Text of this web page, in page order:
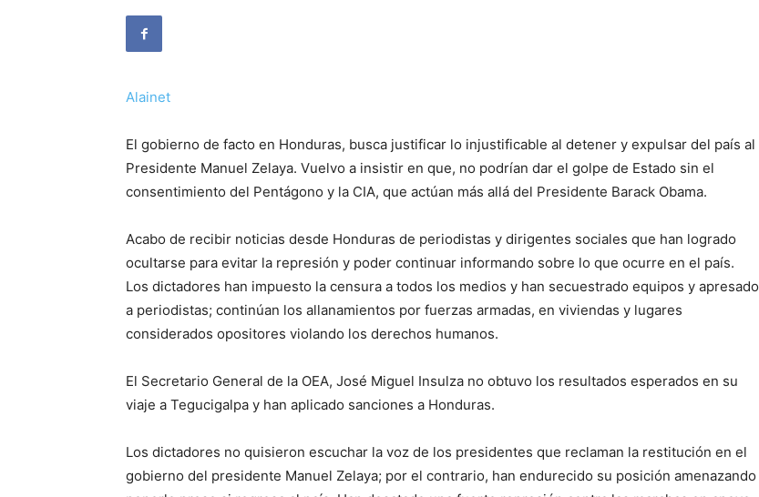
Alainet
El gobierno de facto en Honduras, busca justificar lo injustificable al detener y expulsar del país al
Presidente Manuel Zelaya. Vuelvo a insistir en que, no podrían dar el golpe de Estado sin el
consentimiento del Pentágono y la CIA, que actúan más allá del Presidente Barack Obama.
Acabo de recibir noticias desde Honduras de periodistas y dirigentes sociales que han logrado
ocultarse para evitar la represión y poder continuar informando sobre lo que ocurre en el país.
Los dictadores han impuesto la censura a todos los medios y han secuestrado equipos y apresado
a periodistas; continúan los allanamientos por fuerzas armadas, en viviendas y lugares
considerados opositores violando los derechos humanos.
El Secretario General de la OEA, José Miguel Insulza no obtuvo los resultados esperados en su
viaje a Tegucigalpa y han aplicado sanciones a Honduras.
Los dictadores no quisieron escuchar la voz de los presidentes que reclaman la restitución en el
gobierno del presidente Manuel Zelaya; por el contrario, han endurecido su posición amenazando